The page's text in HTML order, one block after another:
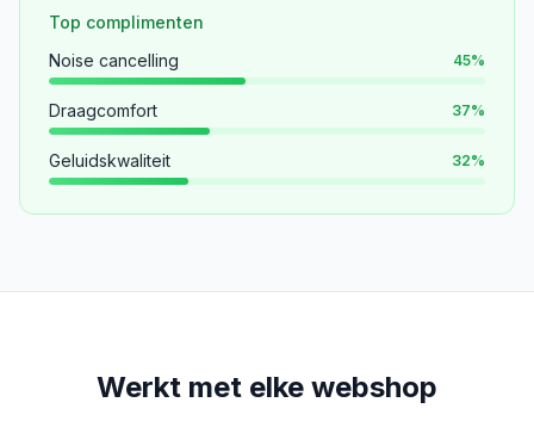
Top complimenten
Noise cancelling
45%
Draagcomfort 37%
Geluidskwaliteit 32%
Werkt met elke webshop